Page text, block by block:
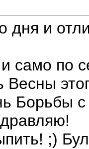
дня и
само по
Борьбы с
;)